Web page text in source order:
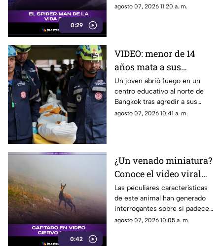
0:29
debido a su increíble parecido
agosto 07, 2026 11:20 a. m.
VIDEO: menor de 14
años mata a sus
abuelos y 5 profesores
en tiroteo
Un joven abrió fuego en un
centro educativo al norte de
Bangkok tras agredir a sus
familiares; el incidente dejó
agosto 07, 2026 10:41 a. m.
0:42
¿Un venado miniatura?
Conoce el video viral
que causa asombro en
redes sociales
Las peculiares características
de este animal han generado
interrogantes sobre si padece
una malformación congénita.
agosto 07, 2026 10:05 a. m.